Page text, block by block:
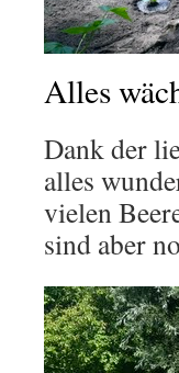
Alles
Dank der
alles
vielen
sind aber